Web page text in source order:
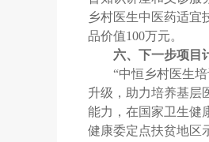
乡村医生中医药适宜
品价值100万元。
六、下一步项目
“中恒乡村医生
升级，助力培养基层
能力，在国家卫生健
健康委定点扶贫地区